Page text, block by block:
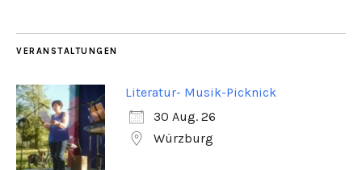
VERANSTALTUNGEN
Literatur- Musik-Picknick
30 Aug. 26
Würzburg